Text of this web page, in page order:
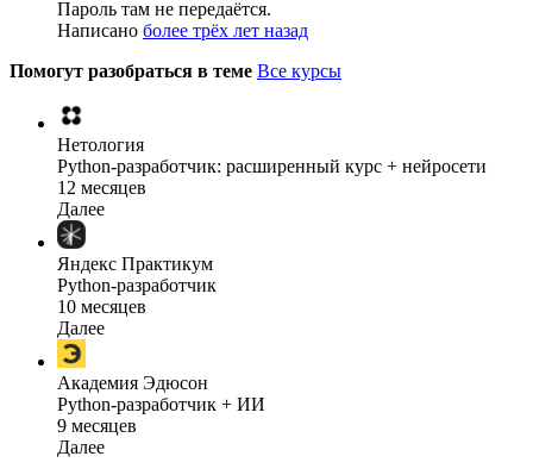
Пароль там не передаётся.
Написано более трёх лет назад
Помогут разобраться в теме Все курсы
Нетология
Python-разработчик: расширенный курс + нейросети
12 месяцев
Далее
Яндекс Практикум
Python-разработчик
10 месяцев
Далее
Академия Эдюсон
Python-разработчик + ИИ
9 месяцев
Далее